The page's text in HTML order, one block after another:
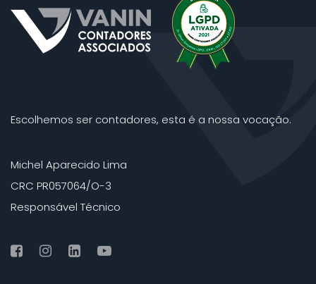
Escolhemos ser contadores, esta é a nossa vocação.
Michel Aparecido Lima
CRC PR057064/O-3
Responsável Técnico